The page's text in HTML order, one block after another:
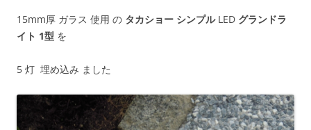
15mm厚 ガラス 使用 の タカショー シンプルLED グランドラ
イト 1型 を
5 灯 埋め込み ました